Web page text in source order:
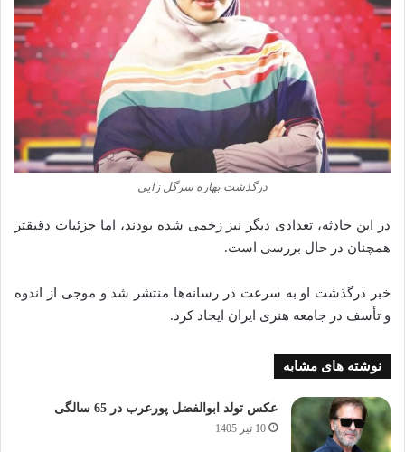
درگذشت بهاره سرگل زایی
در این حادثه، تعدادی دیگر نیز زخمی شده بودند، اما جزئیات دقیقتر
همچنان در حال بررسی است.
خبر درگذشت او به سرعت در رسانه‌ها منتشر شد و موجی از اندوه
و تأسف در جامعه هنری ایران ایجاد کرد.
نوشته های مشابه
عکس تولد ابوالفضل پورعرب در 65 سالگی
10 تیر 1405